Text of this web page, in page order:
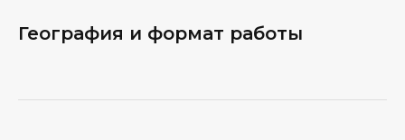
География и формат работы